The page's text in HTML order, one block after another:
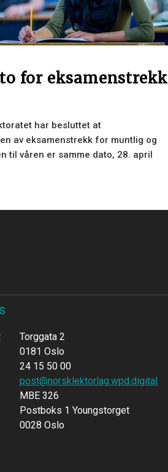
for eksamenstrekk
har besluttet at
av eksamenstrekk for muntlig og
til våren er samme dato, 28. april
:
Torggata 2
0181 Oslo
24 15 50 00
post@norsklektorlag.wpd.digital
MBE 326
Postboks 1 Youngstorget
0028 Oslo